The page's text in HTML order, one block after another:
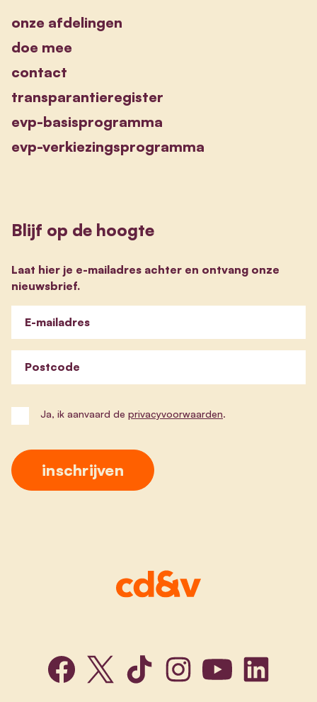
onze afdelingen
doe mee
contact
transparantieregister
evp-basisprogramma
evp-verkiezingsprogramma
Blijf op de hoogte
Laat hier je e-mailadres achter en ontvang onze
nieuwsbrief.
E-mailadres
Postcode
Ja, ik aanvaard de privacyvoorwaarden.